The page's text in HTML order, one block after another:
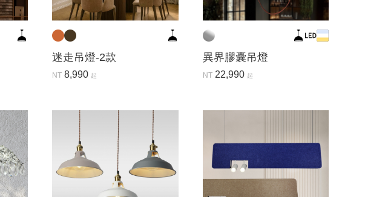
迷走吊燈-2款
NT 8,990 起
異界膠囊吊燈
NT22,990 起